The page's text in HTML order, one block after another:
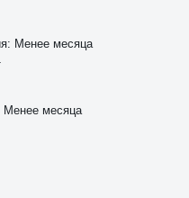
Менее месяца
Менее месяца